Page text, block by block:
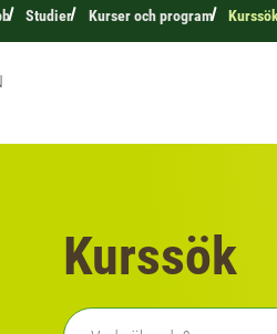
Studier Kurser och program
Kurssök
Fritext sökning